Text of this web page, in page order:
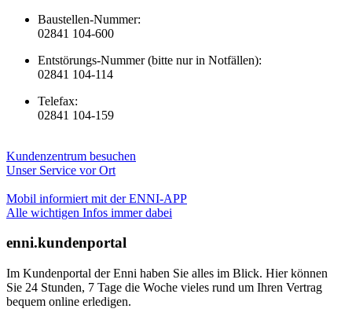
Baustellen-Nummer:
02841 104-600
Entstörungs-Nummer (bitte nur in Notfällen):
02841 104-114
Telefax:
02841 104-159
Kundenzentrum besuchen
Unser Service vor Ort
Mobil informiert mit der ENNI-APP
Alle wichtigen Infos immer dabei
enni.kundenportal
Im Kundenportal der Enni haben Sie alles im Blick. Hier können
Sie 24 Stunden, 7 Tage die Woche vieles rund um Ihren Vertrag
bequem online erledigen.